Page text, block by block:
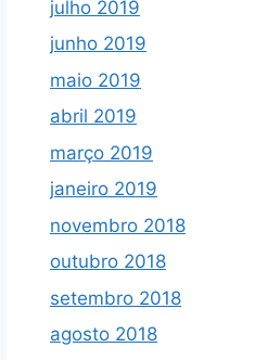
julho 2019
junho 2019
maio 2019
abril 2019
março 2019
janeiro 2019
novembro 2018
outubro 2018
setembro 2018
agosto 2018